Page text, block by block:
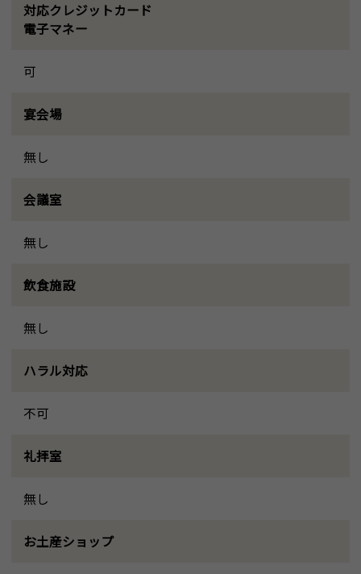
対応クレジットカード
電子マネー
可
宴会場
無し
会議室
無し
飲食施設
無し
ハラル対応
不可
礼拝室
無し
お土産ショップ